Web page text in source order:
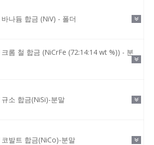
나듐 합금 (NiV) - 폴더
크롬 철 합금 (NiCrFe (72:14:14 wt %)) - 분
규소 합금(NiSi)-분말
코발트 합금(NiCo)-분말